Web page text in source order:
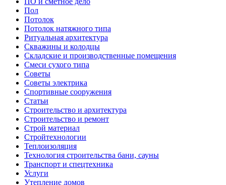
Пол
Потолок
Потолок натяжного типа
Ритуальная архитектура
Скважины и колодцы
Складские и производственные помещения
Смеси сухого типа
Советы
Советы электрика
Спортивные сооружения
Статьи
Строительство и архитектура
Строительство и ремонт
Строй материал
Стройтехнологии
Теплоизоляция
Технология строительства бани, сауны
Транспорт и спецтехника
Услуги
Утепление домов